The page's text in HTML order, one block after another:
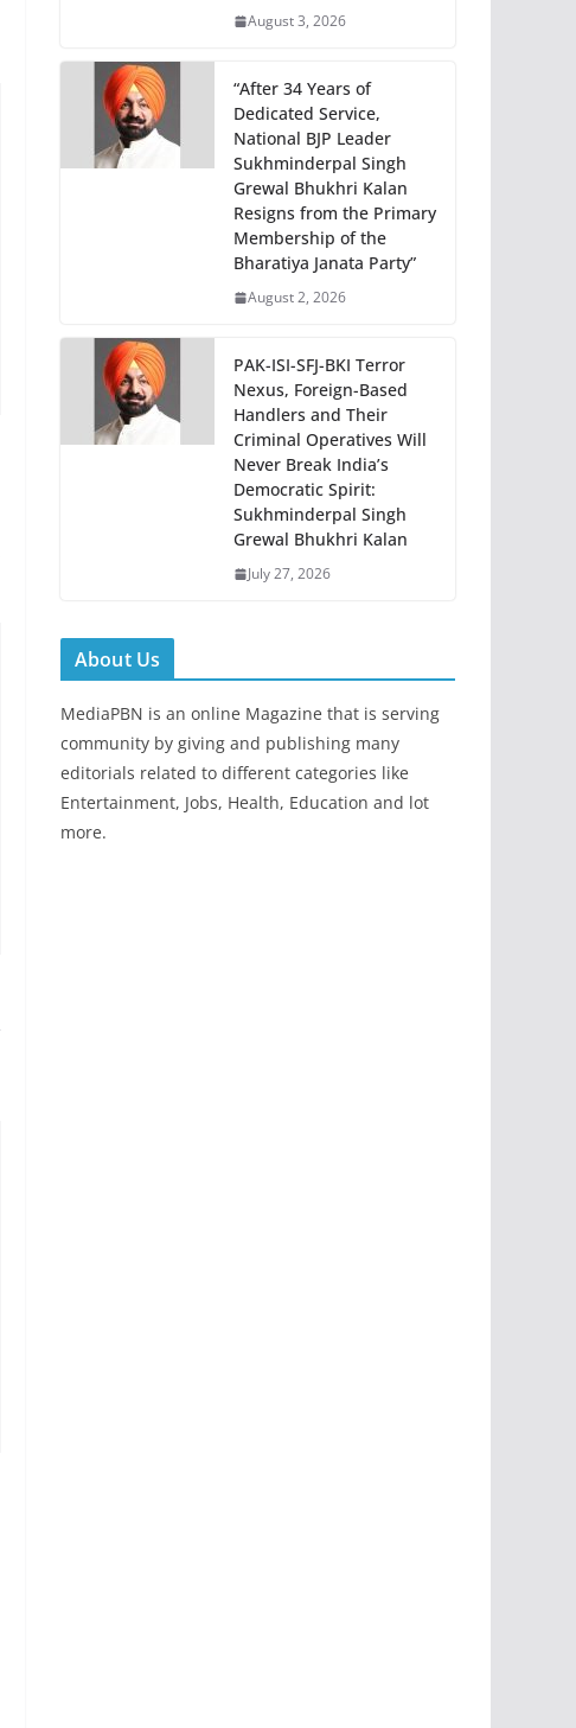
August 3, 2026
“After 34 Years of
Dedicated Service,
National BJP Leader
Sukhminderpal Singh
Grewal Bhukhri Kalan
Resigns from the Primary
Membership of the
Bharatiya Janata Party”
August 2, 2026
PAK-ISI-SFJ-BKI Terror
Nexus, Foreign-Based
Handlers and Their
Criminal Operatives Will
Never Break India’s
Democratic Spirit:
Sukhminderpal Singh
Grewal Bhukhri Kalan
July 27, 2026
About Us
MediaPBN is an online Magazine that is serving
community by giving and publishing many
editorials related to different categories like
Entertainment, Jobs, Health, Education and lot
more.